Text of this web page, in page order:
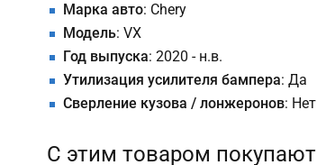
Марка авто: Chery
Модель: VX
Год выпуска: 2020 - н.в.
Утилизация усилителя бампера: Да
Сверление кузова / лонжеронов: Нет
С этим товаром покупают